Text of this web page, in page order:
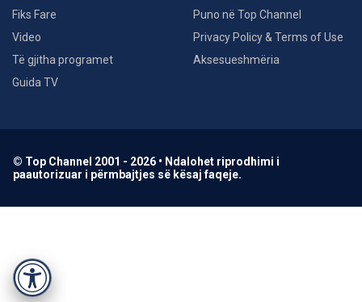
Fiks Fare
Video
Të gjitha programet
Guida TV
Puno në Top Channel
Privacy Policy & Terms of Use
Aksesueshmëria
© Top Channel 2001 - 2026 • Ndalohet riprodhimi i
paautorizuar i përmbajtjes së kësaj faqeje.